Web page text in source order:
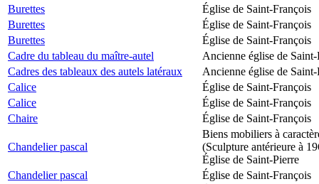
Burettes
Église de Saint-François
Burettes
Église de Saint-François
Burettes
Église de Saint-François
Cadre du tableau du maître-autel
Ancienne église de Saint-
Cadres des tableaux des autels latéraux
Ancienne église de Saint-
Calice
Église de Saint-François
Calice
Église de Saint-François
Chaire
Église de Saint-François
Chandelier pascal
Biens mobiliers à
(Sculpture antérieure à
Église de Saint-Pierre
Chandelier pascal
Église de Saint-François